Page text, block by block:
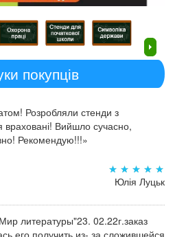
покупців
Розробляли стенди з
Вийшло сучасно,
Рекомендую!!!»
Юлія Луцьк
литературы"23. 02.22г.заказ